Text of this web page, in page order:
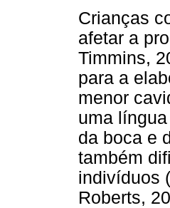
Crianças
afetar a
Timmins,
para a
menor
uma
da boca e
também
indivíduos
Roberts,